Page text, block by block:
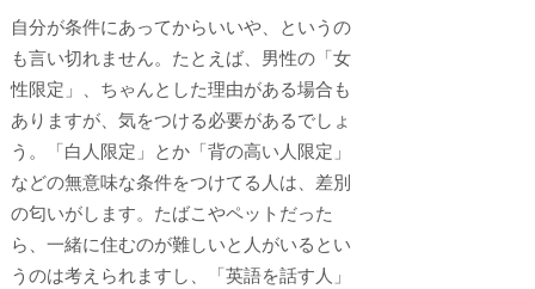
自分が条件にあってからいいや、というの
も言い切れません。たとえば、男性の「女
性限定」、ちゃんとした理由がある場合も
ありますが、気をつける必要があるでしょ
う。「白人限定」とか「背の高い人限定」
などの無意味な条件をつけてる人は、差別
の匂いがします。たばこやペットだった
ら、一緒に住むのが難しいと人がいるとい
うのは考えられますし、「英語を話す人」